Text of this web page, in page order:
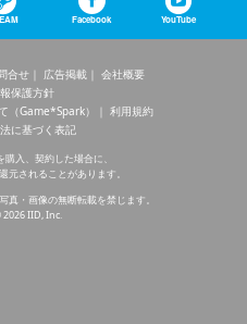
Facebook YouTube
合せ 広告掲載
会社概要
保護方針
（Game*Spark）
利用規約
に基づく表記
入、契約した場合に、
元されることがあります。
・画像の無断転載を禁じます。
IID, Inc.